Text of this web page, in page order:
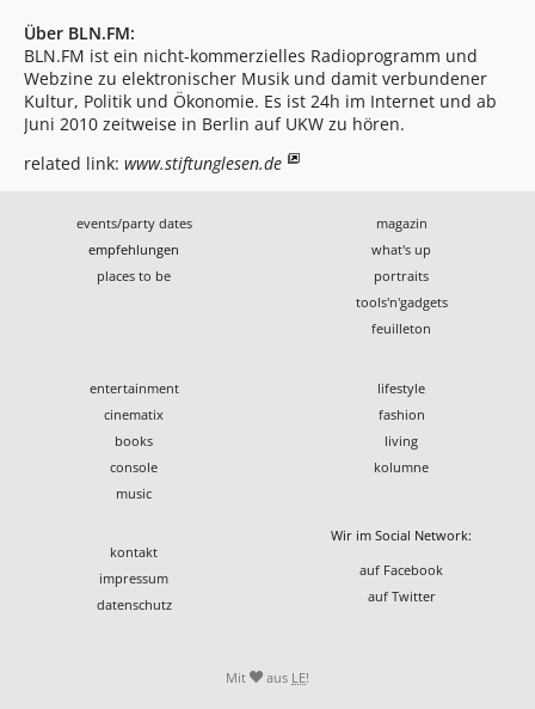
Über BLN.FM:
BLN.FM ist ein nicht-kommerzielles Radioprogramm und
Webzine zu elektronischer Musik und damit verbundener
Kultur, Politik und Ökonomie. Es ist 24h im Internet und ab
Juni 2010 zeitweise in Berlin auf UKW zu hören.
related link: www.stiftunglesen.de
events/party dates
empfehlungen
places to be
magazin
what's up
portraits
tools'n'gadgets
feuilleton
entertainment
cinematix
books
console
music
lifestyle
fashion
living
kolumne
kontakt
impressum
datenschutz
Wir im Social Network:
auf Facebook
auf Twitter
Mit aus LE!